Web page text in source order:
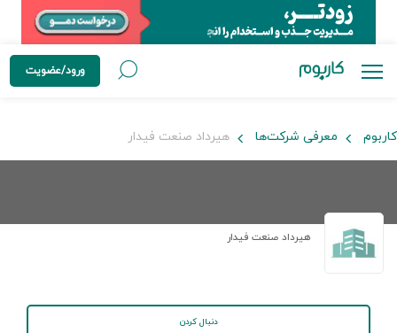
ورود/عضویت
کاربوم معرفی شرکت‌ها هیرداد صنعت فیدار
هیرداد صنعت فیدار
دنبال کردن